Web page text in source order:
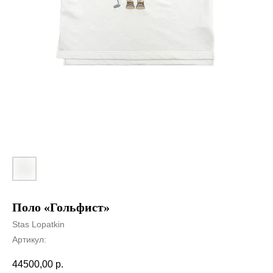
Поло «Гольфист»
Stas Lopatkin
Артикул:
44500,00 р.